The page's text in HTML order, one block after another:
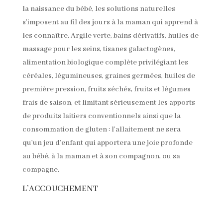
la naissance du bébé, les solutions naturelles
s’imposent au fil des jours à la maman qui apprend à
les connaître. Argile verte, bains dérivatifs, huiles de
massage pour les seins, tisanes galactogènes,
alimentation biologique complète privilégiant les
céréales, légumineuses, graines germées, huiles de
première pression, fruits séchés, fruits et légumes
frais de saison, et limitant sérieusement les apports
de produits laitiers conventionnels ainsi que la
consommation de gluten : l’allaitement ne sera
qu’un jeu d’enfant qui apportera une joie profonde
au bébé, à la maman et à son compagnon, ou sa
compagne.
L’ACCOUCHEMENT